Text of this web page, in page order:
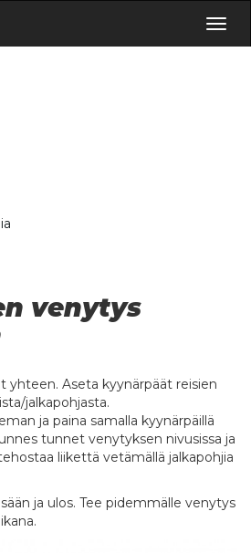
venytys
yhteen. Aseta kyynärpäät reisien
jalkapohjasta.
ja paina samalla kyynärpäillä
tunnet venytyksen nivusissa ja
liikettä vetämällä jalkapohjia
ja ulos. Tee pidemmälle venytys